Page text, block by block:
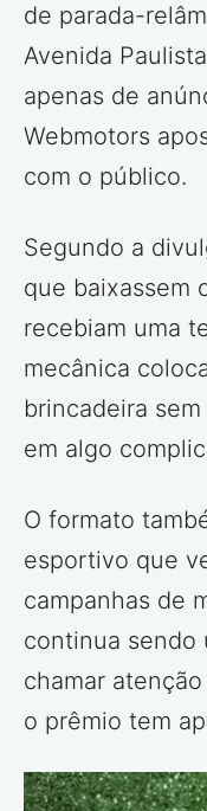
de parada-
Avenida
apenas de
Webmotors
com o público.
Segundo a
que baixassem
recebiam uma
mecânica
brincadeira
em algo
O formato
esportivo que
campanhas de
continua sendo
chamar
o prêmio tem